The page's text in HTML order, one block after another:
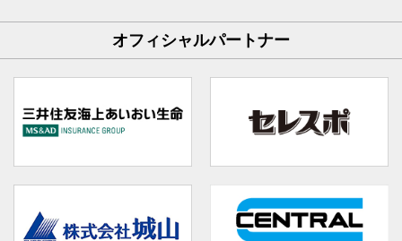
オフィシャルパートナー